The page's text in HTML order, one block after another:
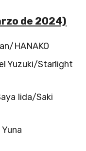
de 2024)
HANAKO
Yuzuki/Starlight
Iida/Saki